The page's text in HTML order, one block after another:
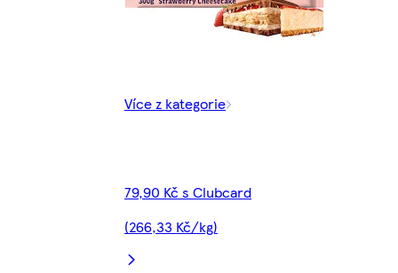
Více z kategorie
79,90 Kč s Clubcard
(266,33 Kč/kg)